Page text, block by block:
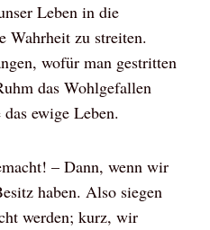
Leben in die
Wahrheit zu streiten.
wofür man gestritten
das Wohlgefallen
ewige Leben.
– Dann, wenn wir
haben. Also siegen
werden; kurz, wir